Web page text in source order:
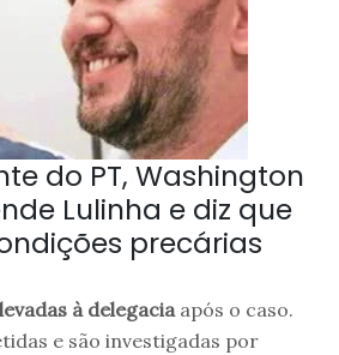
do PT, Washington
Lulinha e diz que
precárias
à delegaciaapós o caso.
e são investigadas por